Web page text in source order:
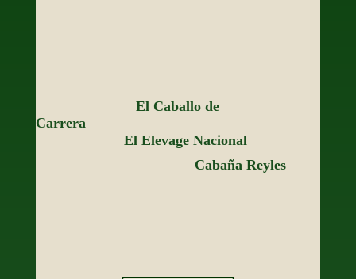
El Caballo de
Carrera
El Elevage Nacional
Cabaña Reyles